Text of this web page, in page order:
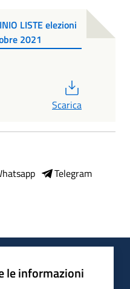
LISTE elezioni
2021
Scarica
Telegram
le informazioni